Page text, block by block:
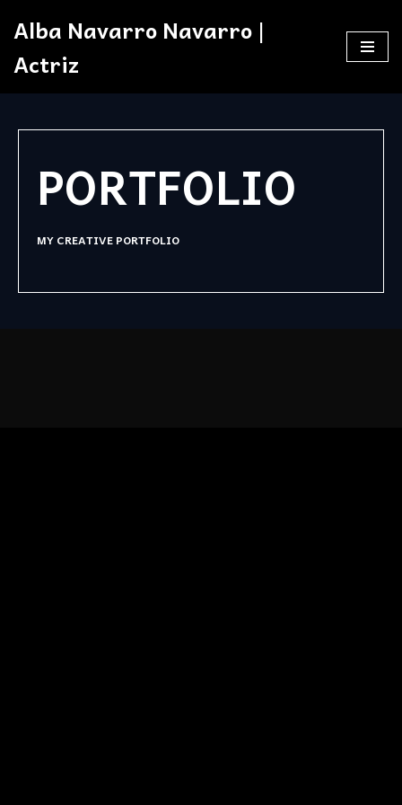
al
contenido
Alba Navarro Navarro |
Actriz
PORTFOLIO
MY CREATIVE PORTFOLIO